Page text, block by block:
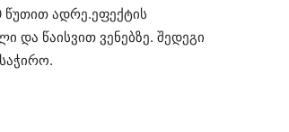
წუთით ადრე.ეფექტის
და წაისვით ვენებზე. შედეგი